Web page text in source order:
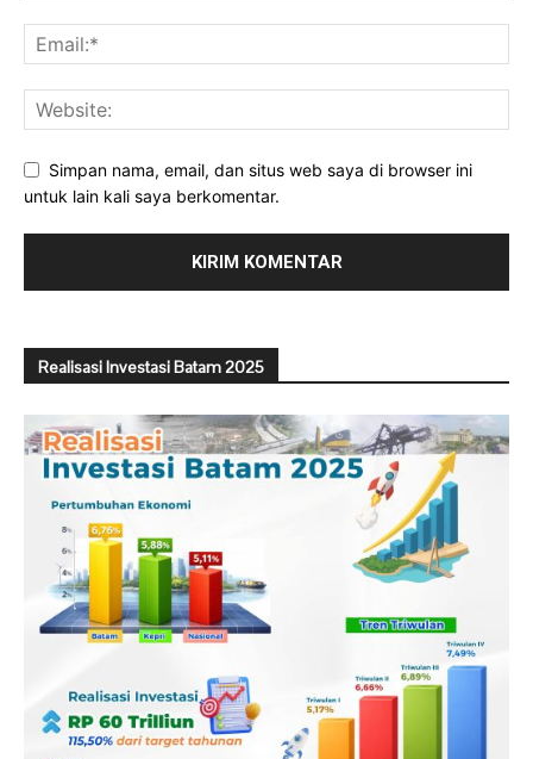
Simpan nama, email, dan situs web saya di browser ini
untuk lain kali saya berkomentar.
Realisasi Investasi Batam 2025